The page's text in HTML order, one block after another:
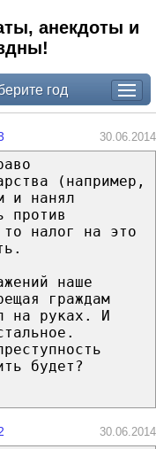
анекдоты и
год
30.06.2014
(например,
и нанял
против
то налог на это
наше
граждам
на руках. И
будет?
30.06.2014